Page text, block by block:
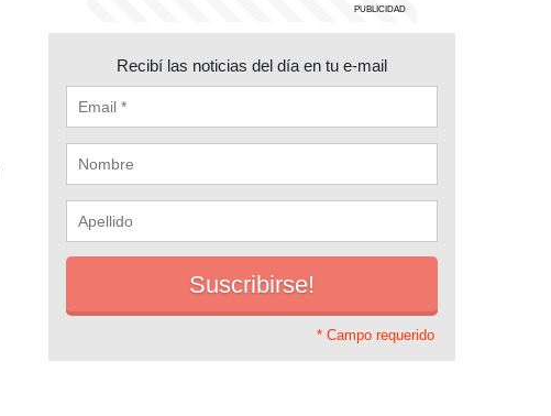
Recibí las noticias del día en tu e-mail
* Campo requerido